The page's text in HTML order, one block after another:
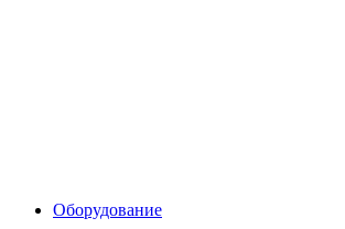
Оборудование